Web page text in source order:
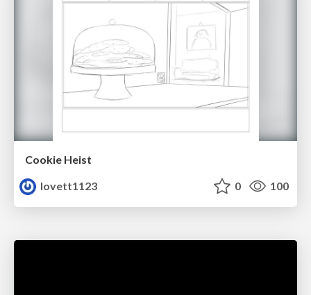
Cookie Heist
lovett1123
0 100